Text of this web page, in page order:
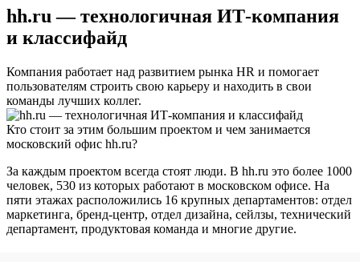
hh.ru — технологичная ИТ-компания
и классифайд
Компания работает над развитием рынка HR и помогает
пользователям строить свою карьеру и находить в свои
команды лучших коллег.
Кто стоит за этим большим проектом и чем занимается
московский офис hh.ru?
За каждым проектом всегда стоят люди. В hh.ru это более 1000
человек, 530 из которых работают в московском офисе. На
пяти этажах расположились 16 крупных департаментов: отдел
маркетинга, бренд-центр, отдел дизайна, сейлзы, технический
департамент, продуктовая команда и многие другие.